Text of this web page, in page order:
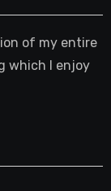
of my entire
which I enjoy